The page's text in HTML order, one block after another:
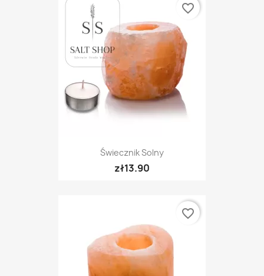
Świecznik Solny
zł13.90
favorite_border
favorite_border